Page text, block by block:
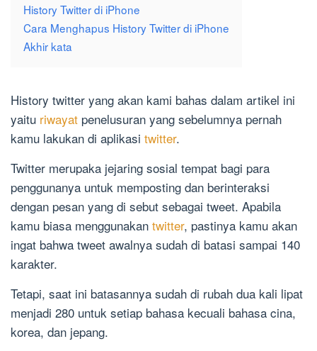
History Twitter di iPhone
Cara Menghapus History Twitter di iPhone
Akhir kata
History twitter yang akan kami bahas dalam artikel ini
yaitu riwayat penelusuran yang sebelumnya pernah
kamu lakukan di aplikasi twitter.
Twitter merupaka jejaring sosial tempat bagi para
penggunanya untuk memposting dan berinteraksi
dengan pesan yang di sebut sebagai tweet. Apabila
kamu biasa menggunakan twitter, pastinya kamu akan
ingat bahwa tweet awalnya sudah di batasi sampai 140
karakter.
Tetapi, saat ini batasannya sudah di rubah dua kali lipat
menjadi 280 untuk setiap bahasa kecuali bahasa cina,
korea, dan jepang.